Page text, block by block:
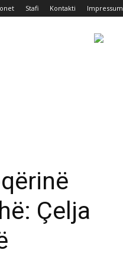
Stafi Kontakti Impressum
Çelja